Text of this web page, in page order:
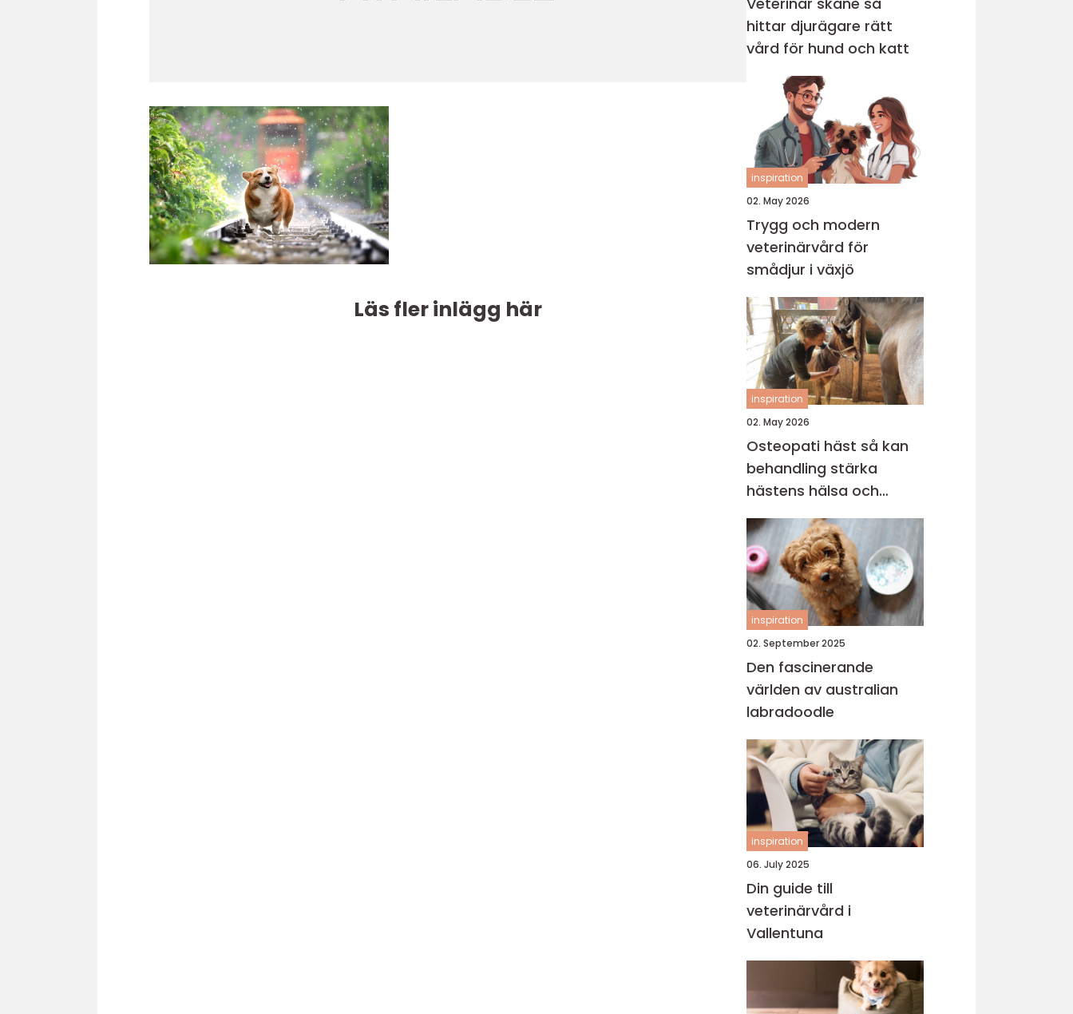
Läs fler inlägg här
hittar djurägare rätt
vård för hund och katt
inspiration
02. May 2026
Trygg och modern
veterinärvård för
smådjur i växjö
inspiration
02. May 2026
Osteopati häst så kan
behandling stärka
hästens hälsa och
prestation
inspiration
02. September 2025
Den fascinerande
världen av australian
labradoodle
inspiration
06. July 2025
Din guide till
veterinärvård i
Vallentuna